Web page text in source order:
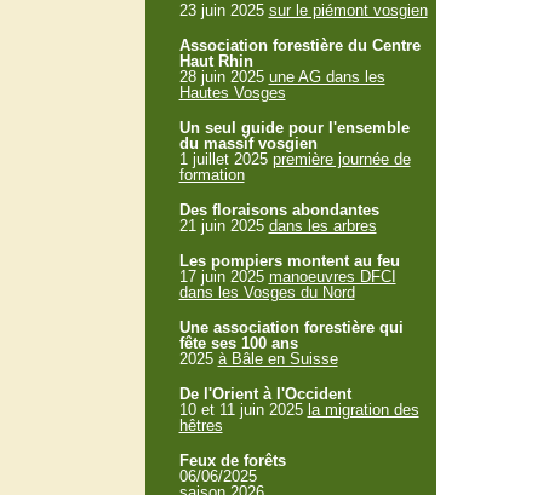
23 juin 2025 sur le piémont vosgien
Association forestière du Centre
Haut Rhin
28 juin 2025 une AG dans les
Hautes Vosges
Un seul guide pour l'ensemble
du massif vosgien
1 juillet 2025 première journée de
formation
Des floraisons abondantes
21 juin 2025 dans les arbres
Les pompiers montent au feu
17 juin 2025 manoeuvres DFCI
dans les Vosges du Nord
Une association forestière qui
fête ses 100 ans
2025 à Bâle en Suisse
De l'Orient à l'Occident
10 et 11 juin 2025 la migration des
hêtres
Feux de forêts
06/06/2025